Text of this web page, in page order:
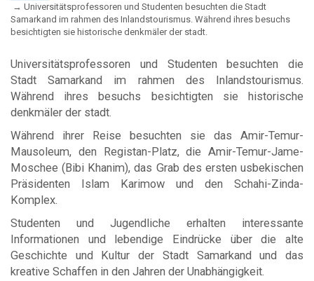
Universitätsprofessoren und Studenten besuchten die Stadt
Samarkand im rahmen des Inlandstourismus. Während ihres besuchs
besichtigten sie historische denkmäler der stadt.
Universitätsprofessoren und Studenten besuchten die
Stadt Samarkand im rahmen des Inlandstourismus.
Während ihres besuchs besichtigten sie historische
denkmäler der stadt.
Während ihrer Reise besuchten sie das Amir-Temur-
Mausoleum, den Registan-Platz, die Amir-Temur-Jame-
Moschee (Bibi Khanim), das Grab des ersten usbekischen
Präsidenten Islam Karimow und den Schahi-Zinda-
Komplex.
Studenten und Jugendliche erhalten interessante
Informationen und lebendige Eindrücke über die alte
Geschichte und Kultur der Stadt Samarkand und das
kreative Schaffen in den Jahren der Unabhängigkeit.